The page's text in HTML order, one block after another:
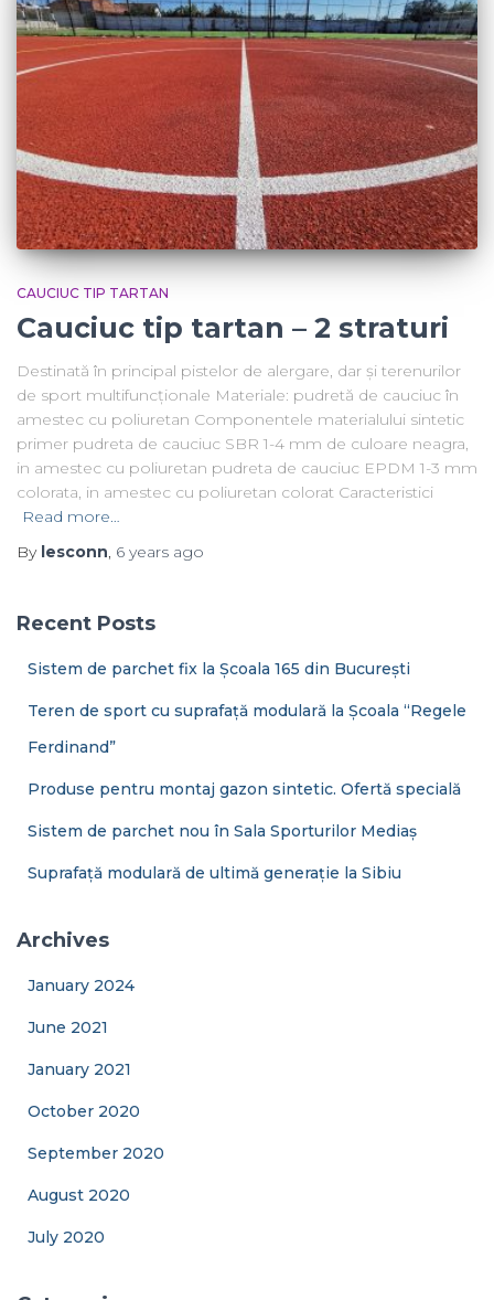
CAUCIUC TIP TARTAN
Cauciuc tip tartan – 2 straturi
Destinată în principal pistelor de alergare, dar și terenurilor
de sport multifuncționale Materiale: pudretă de cauciuc în
amestec cu poliuretan Componentele materialului sintetic
primer pudreta de cauciuc SBR 1-4 mm de culoare neagra,
in amestec cu poliuretan pudreta de cauciuc EPDM 1-3 mm
colorata, in amestec cu poliuretan colorat Caracteristici
Read more…
By lesconn 6 years ago
Recent Posts
Sistem de parchet fix la Școala 165 din București
Teren de sport cu suprafață modulară la Școala “Regele
Ferdinand”
Produse pentru montaj gazon sintetic. Ofertă specială
Sistem de parchet nou în Sala Sporturilor Mediaș
Suprafață modulară de ultimă generație la Sibiu
Archives
January 2024
June 2021
January 2021
October 2020
September 2020
August 2020
July 2020